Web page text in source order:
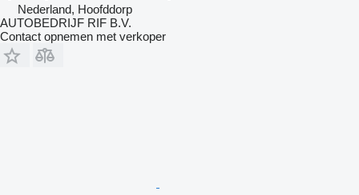
Nederland, Hoofddorp
AUTOBEDRIJF RIF B.V.
Contact opnemen met verkoper